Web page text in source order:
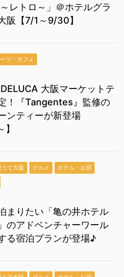
レトロ～」＠ホテルグラ
阪【7/1～9/30】
ツ・カフェ
大阪マーケットテ
！『Tangentes』監修の
ンティーが新登場
うて大阪 グルメ
ホテル・お宿
まりたい「亀の井ホテル
のアドベンチャーワール
る宿泊プランが登場♪